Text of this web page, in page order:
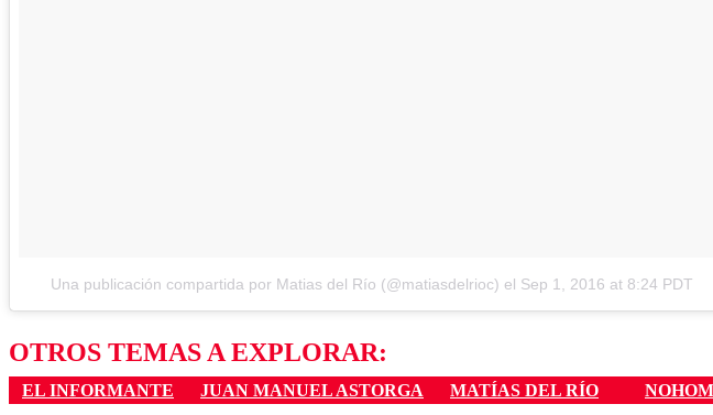
Una publicación compartida por Matias del Río (@matiasdelrioc) el Sep 1, 2016 at 8:24 PDT
OTROS TEMAS A EXPLORAR:
EL INFORMANTE JUAN MANUEL ASTORGA MATÍAS DEL RÍO